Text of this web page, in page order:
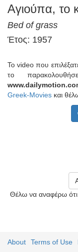
Αγιούπα, το
Bed of grass
Έτος: 1957
Το video που
το
Greek-Movies και
Θέλω να αναφέρω ότι
About Terms of Use